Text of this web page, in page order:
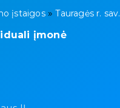
įstaigos»Tauragės r. sav.
įmonė